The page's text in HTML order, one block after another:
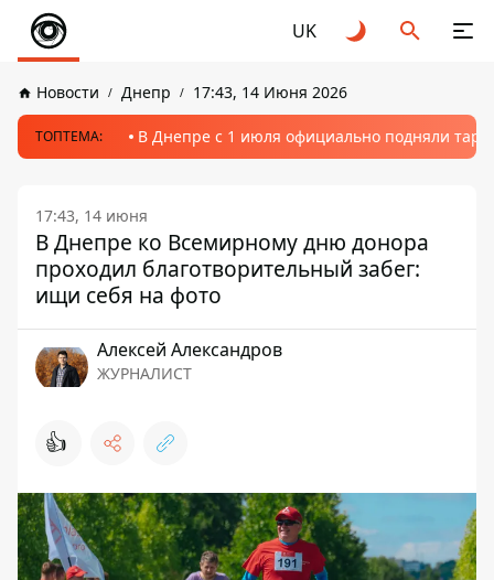
UK
Новости Днепр 17:43, 14 Июня 2026
ТОПТЕМА: В Днепре с 1 июля официально подняли
17:43, 14 июня
В Днепре ко Всемирному дню донора
проходил благотворительный забег:
ищи себя на фото
Алексей Александров
ЖУРНАЛИСТ
👍